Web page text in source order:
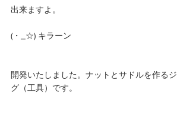
出来ますよ。
(・_☆) キラーン
開発いたしました。ナットとサドルを作るジ
グ（工具）です。